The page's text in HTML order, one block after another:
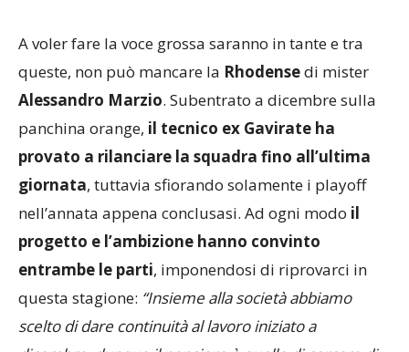
queste, non può mancare laRhodensedi mister
Alessandro Marzio. Subentrato a dicembre sulla
panchina orange,il tecnico ex Gavirate ha
provato a rilanciare la squadra fino all’ultima
giornata, tuttavia sfiorando solamente i playoff
nell’annata appena conclusasi. Ad ogni modoil
progetto e l’ambizione hanno convinto
entrambe le parti, imponendosi di riprovarci in
questa stagione: “Insieme alla società abbiamo
scelto di dare continuità al lavoro iniziato a
dicembre, dunque il pensiero è quello di cercare di